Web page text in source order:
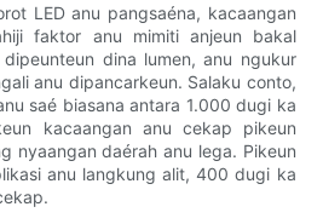
LED anu pangsaéna, kacaangan
faktor anu mimiti anjeun bakal
dina lumen, anu ngukur
anu dipancarkeun. Salaku conto,
saé biasana antara 1.000 dugi ka
kacaangan anu cekap pikeun
nyaangan daérah anu lega. Pikeun
anu langkung alit, 400 dugi ka